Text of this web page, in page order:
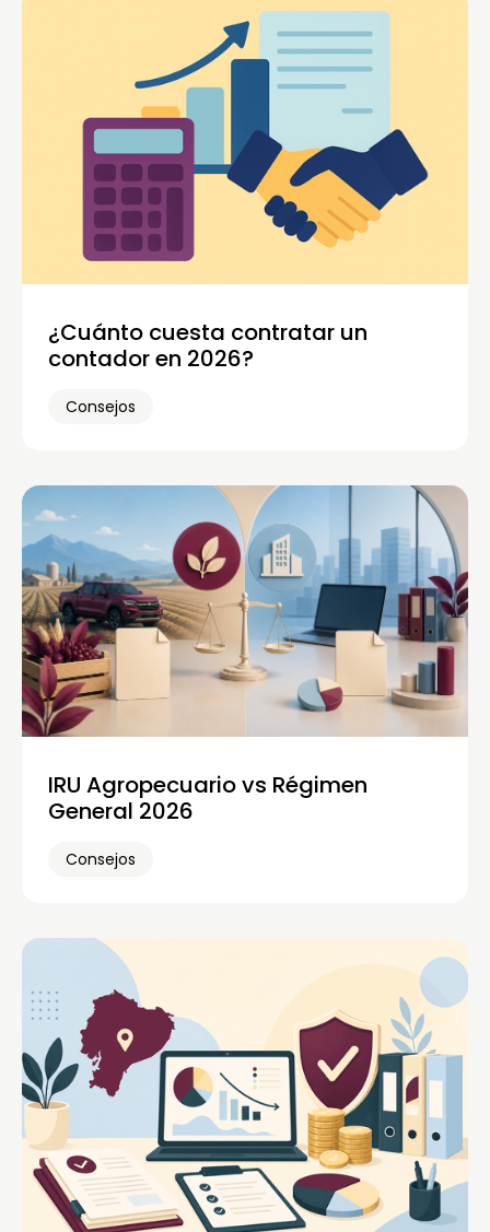
¿Cuánto cuesta contratar un
contador en 2026?
Consejos
IRU Agropecuario vs Régimen
General 2026
Consejos